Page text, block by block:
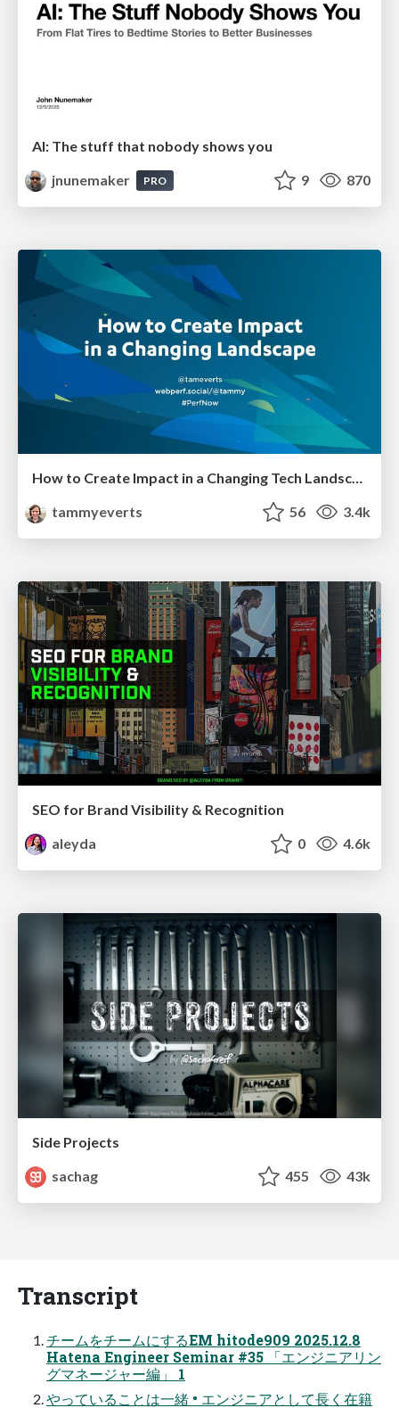
AI: The stuff that nobody shows you
jnunemaker
PRO 9 870
How to Create Impact in a Changing Tech Landscape [PerfNow 2023]
tammyeverts
56 3.4k
SEO for Brand Visibility & Recognition
aleyda
0 4.6k
Side Projects
sachag
455 43k
Transcript
チームをチームにするEM hitode909 2025.12.8
Hatena Engineer Seminar #35 「エンジニアリン
グマネージャー編」 1
やっていることは一緒 • エンジニアとして長く在籍